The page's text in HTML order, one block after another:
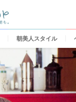
朝美人スタイル